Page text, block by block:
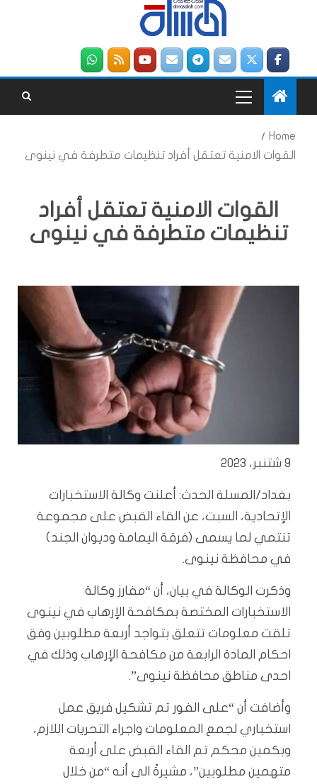
Home
القوات الامنية تعتقل أفراد تنظيمات متطرفة في نينوى
القوات الامنية تعتقل أفراد
تنظيمات متطرفة في نينوى
9 شتنبر، 2023
بغداد/المسلة الحدث: أعلنت وكالة الاستخبارات
الإتحادية، السبت، عن القاء القبض على مجموعة
تنتمي لما يسمى (فرقة اليمامة وديوان الجند)
في محافظة نينوى.
وذكرت الوكالة في بيان، أن “مفارز وكالة
الاستخبارات المختصة بمكافحة الإرهاب في نينوى
تلقت معلومات تتعلق بتواجد أربعة مطلوبين وفق
احكام المادة الرابعة من مكافحة الإرهاب وذلك في
احدى مناطق محافظة نينوى”.
وأضافت أن “على الفور تم تشكيل فريق عمل
استخباري لجمع المعلومات واجراء التحريات اللازم،
وبكمين محكم تم القاء القبض على أربعة
متهمين مطلوبين”، مشيرةً الى أنه “من خلال